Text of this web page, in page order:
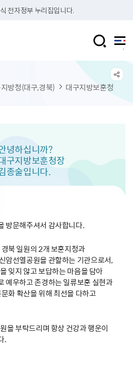
전자정부 누리집입니다.
방청(대구,경북)
대구지방보훈청
녕하십니까?
구지방보훈청장
종술입니다.
방문해주셔서 감사합니다.
북 일원의 2개 보훈지청과
암선열공원을 관할하는 기관으로서,
잊지 않고 보답하는 마음을 담아
예우하고 존경하는 일류보훈 실현과
화 확산을 위해 최선을 다하고
을 부탁드리며 항상 건강과 행운이
.